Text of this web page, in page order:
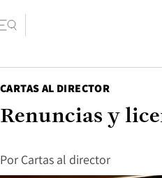
CARTAS AL DIRECTOR
Renuncias y
Por Cartas al director